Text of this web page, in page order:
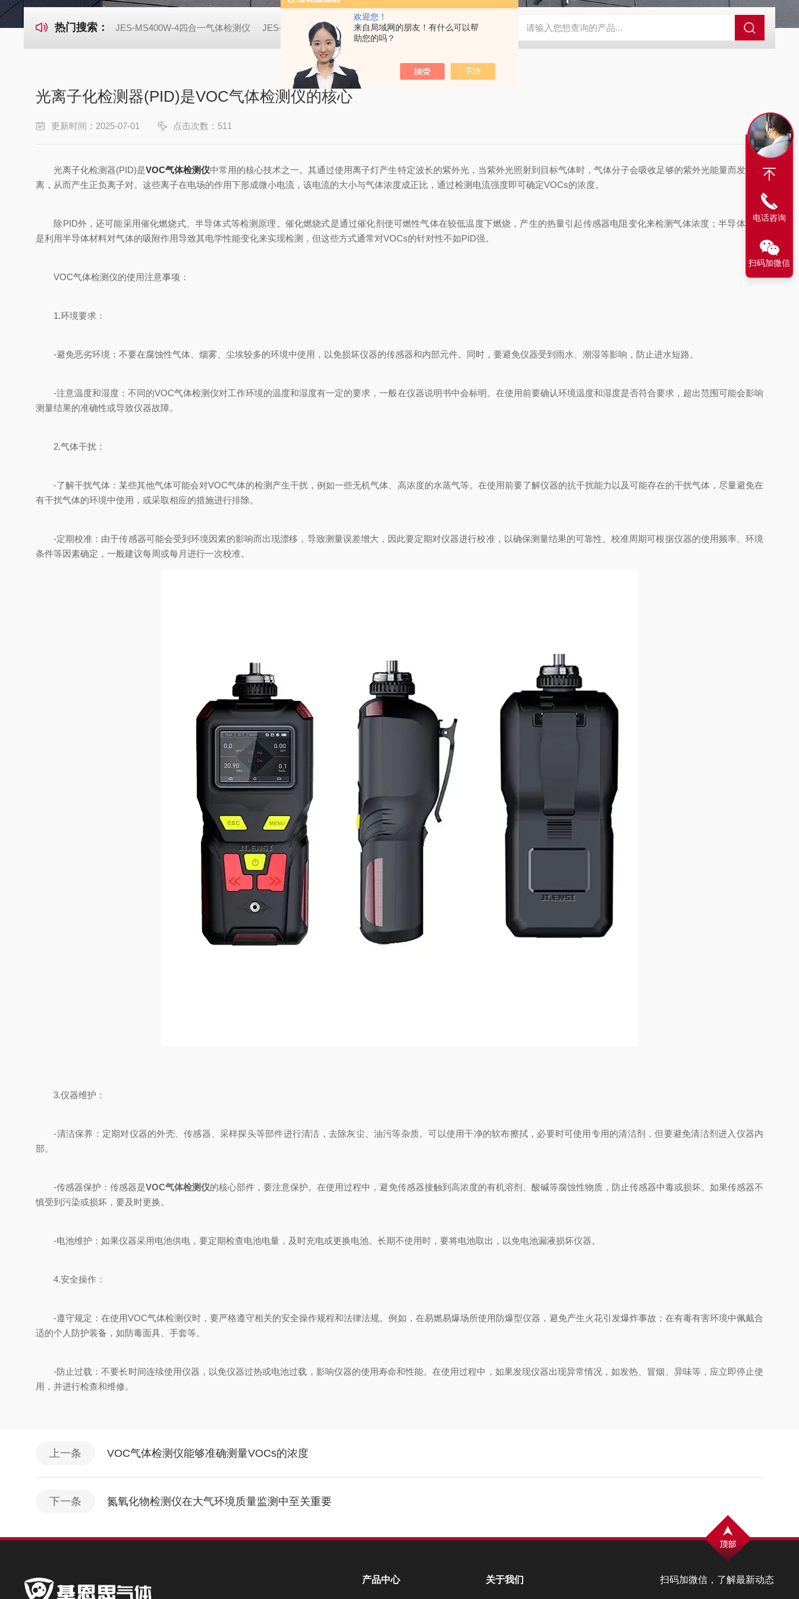
欢迎您！
来自局域网的朋友！有什么可以帮
助您的吗？
热门搜索： JES-MS400W-4四合一气体检测仪 JES-MS400W-CO2二氧化碳气体检测仪 JES-MS400W-C2H8N2偏二甲肼气体检测仪 JES-MS400W-CO一氧化碳气体检测仪
光离子化检测器(PID)是VOC气体检测仪的核心
更新时间：2025-07-01 点击次数：511
光离子化检测器(PID)是VOC气体检测仪中常用的核心技术之一。其通过使用离子灯产生特定波长的紫外光，当紫外光照射到目标气体时，气体分子会吸收足够的紫外光能量而发生电
离，从而产生正负离子对。这些离子在电场的作用下形成微小电流，该电流的大小与气体浓度成正比，通过检测电流强度即可确定VOCs的浓度。
除PID外，还可能采用催化燃烧式、半导体式等检测原理。催化燃烧式是通过催化剂使可燃性气体在较低温度下燃烧，产生的热量引起传感器电阻变化来检测气体浓度；半导体式则
是利用半导体材料对气体的吸附作用导致其电学性能变化来实现检测，但这些方式通常对VOCs的针对性不如PID强。
VOC气体检测仪的使用注意事项：
1.环境要求：
-避免恶劣环境：不要在腐蚀性气体、烟雾、尘埃较多的环境中使用，以免损坏仪器的传感器和内部元件。同时，要避免仪器受到雨水、潮湿等影响，防止进水短路。
-注意温度和湿度：不同的VOC气体检测仪对工作环境的温度和湿度有一定的要求，一般在仪器说明书中会标明。在使用前要确认环境温度和湿度是否符合要求，超出范围可能会影响
测量结果的准确性或导致仪器故障。
2.气体干扰：
-了解干扰气体：某些其他气体可能会对VOC气体的检测产生干扰，例如一些无机气体、高浓度的水蒸气等。在使用前要了解仪器的抗干扰能力以及可能存在的干扰气体，尽量避免在
有干扰气体的环境中使用，或采取相应的措施进行排除。
-定期校准：由于传感器可能会受到环境因素的影响而出现漂移，导致测量误差增大，因此要定期对仪器进行校准，以确保测量结果的可靠性。校准周期可根据仪器的使用频率、环境
条件等因素确定，一般建议每周或每月进行一次校准。
3.仪器维护：
-清洁保养：定期对仪器的外壳、传感器、采样探头等部件进行清洁，去除灰尘、油污等杂质。可以使用干净的软布擦拭，必要时可使用专用的清洁剂，但要避免清洁剂进入仪器内
部。
-传感器保护：传感器是VOC气体检测仪的核心部件，要注意保护。在使用过程中，避免传感器接触到高浓度的有机溶剂、酸碱等腐蚀性物质，防止传感器中毒或损坏。如果传感器不
慎受到污染或损坏，要及时更换。
-电池维护：如果仪器采用电池供电，要定期检查电池电量，及时充电或更换电池。长期不使用时，要将电池取出，以免电池漏液损坏仪器。
4.安全操作：
-遵守规定：在使用VOC气体检测仪时，要严格遵守相关的安全操作规程和法律法规。例如，在易燃易爆场所使用防爆型仪器，避免产生火花引发爆炸事故；在有毒有害环境中佩戴合
适的个人防护装备，如防毒面具、手套等。
-防止过载：不要长时间连续使用仪器，以免仪器过热或电池过载，影响仪器的使用寿命和性能。在使用过程中，如果发现仪器出现异常情况，如发热、冒烟、异味等，应立即停止使
用，并进行检查和维修。
上一条 VOC气体检测仪能够准确测量VOCs的浓度
下一条 氮氧化物检测仪在大气环境质量监测中至关重要
扫码加微信，了解最新动态
产品中心 关于我们
电话咨询
扫码加微信